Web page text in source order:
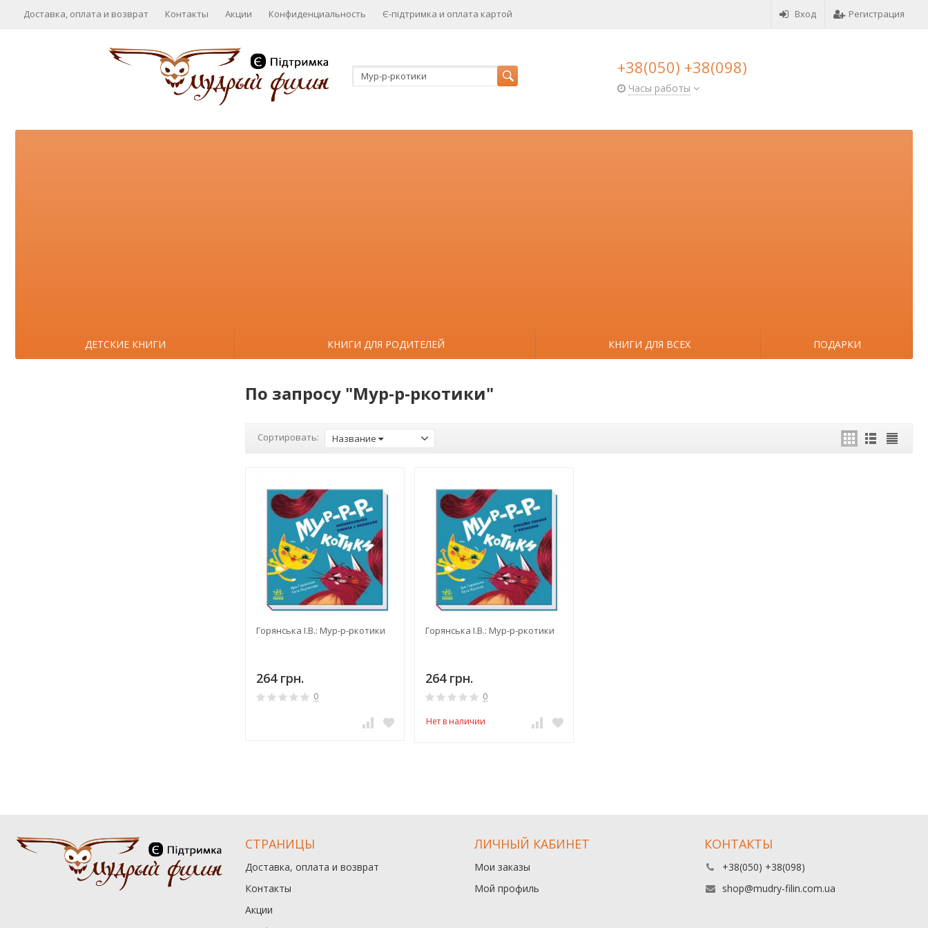
Вход Регистрация
Доставка, оплата и возврат Контакты Акции Конфиденциальность Є-підтримка и оплата картой
+38(050) +38(098)
Часы работы
ДЕТСКИЕ КНИГИ КНИГИ ДЛЯ РОДИТЕЛЕЙ КНИГИ ДЛЯ ВСЕХ ПОДАРКИ
По запросу "Мур-р-ркотики"
Сортировать: Название
Горянська І.В.: Мур-р-ркотики
264 грн.
0
Горянська І.В.: Мур-р-ркотики
264 грн.
0
Нет в наличии
СТРАНИЦЫ
Доставка, оплата и возврат
Контакты
Акции
ЛИЧНЫЙ КАБИНЕТ
Мои заказы
Мой профиль
КОНТАКТЫ
+38(050) +38(098)
shop@mudry-filin.com.ua